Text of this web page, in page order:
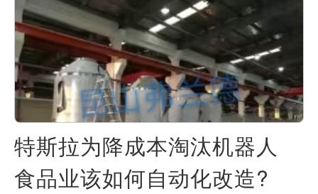
特斯拉为降成本淘汰机器人
食品业该如何自动化改造?